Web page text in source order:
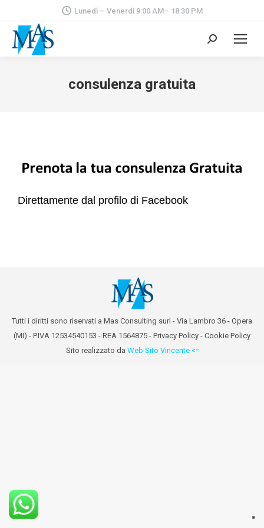
Lunedì – Venerdì 9:00 AM– 18:30 PM
Cerca:
consulenza gratuita
Direttamente dal profilo di Facebook
Tutti i diritti sono riservati a Mas Consulting surl - Via Lambro 36 - Opera
(MI) - P.IVA 12534540153 - REA 1564875 - Privacy Policy - Cookie Policy
Sito realizzato da Web Sito Vincente <=